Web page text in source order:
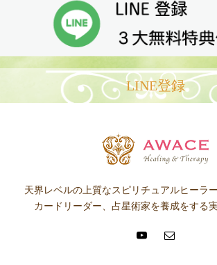
LINE登録
天界レベルの上質なスピリチュアルヒーラ
カードリーダー、占星術家を養成をする